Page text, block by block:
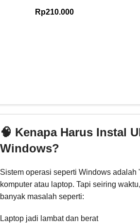
Rp210.000
🧠 Kenapa Harus Instal
Windows?
Sistem operasi seperti Windows adalah
komputer atau laptop. Tapi seiring
banyak masalah seperti:
Laptop jadi lambat dan berat